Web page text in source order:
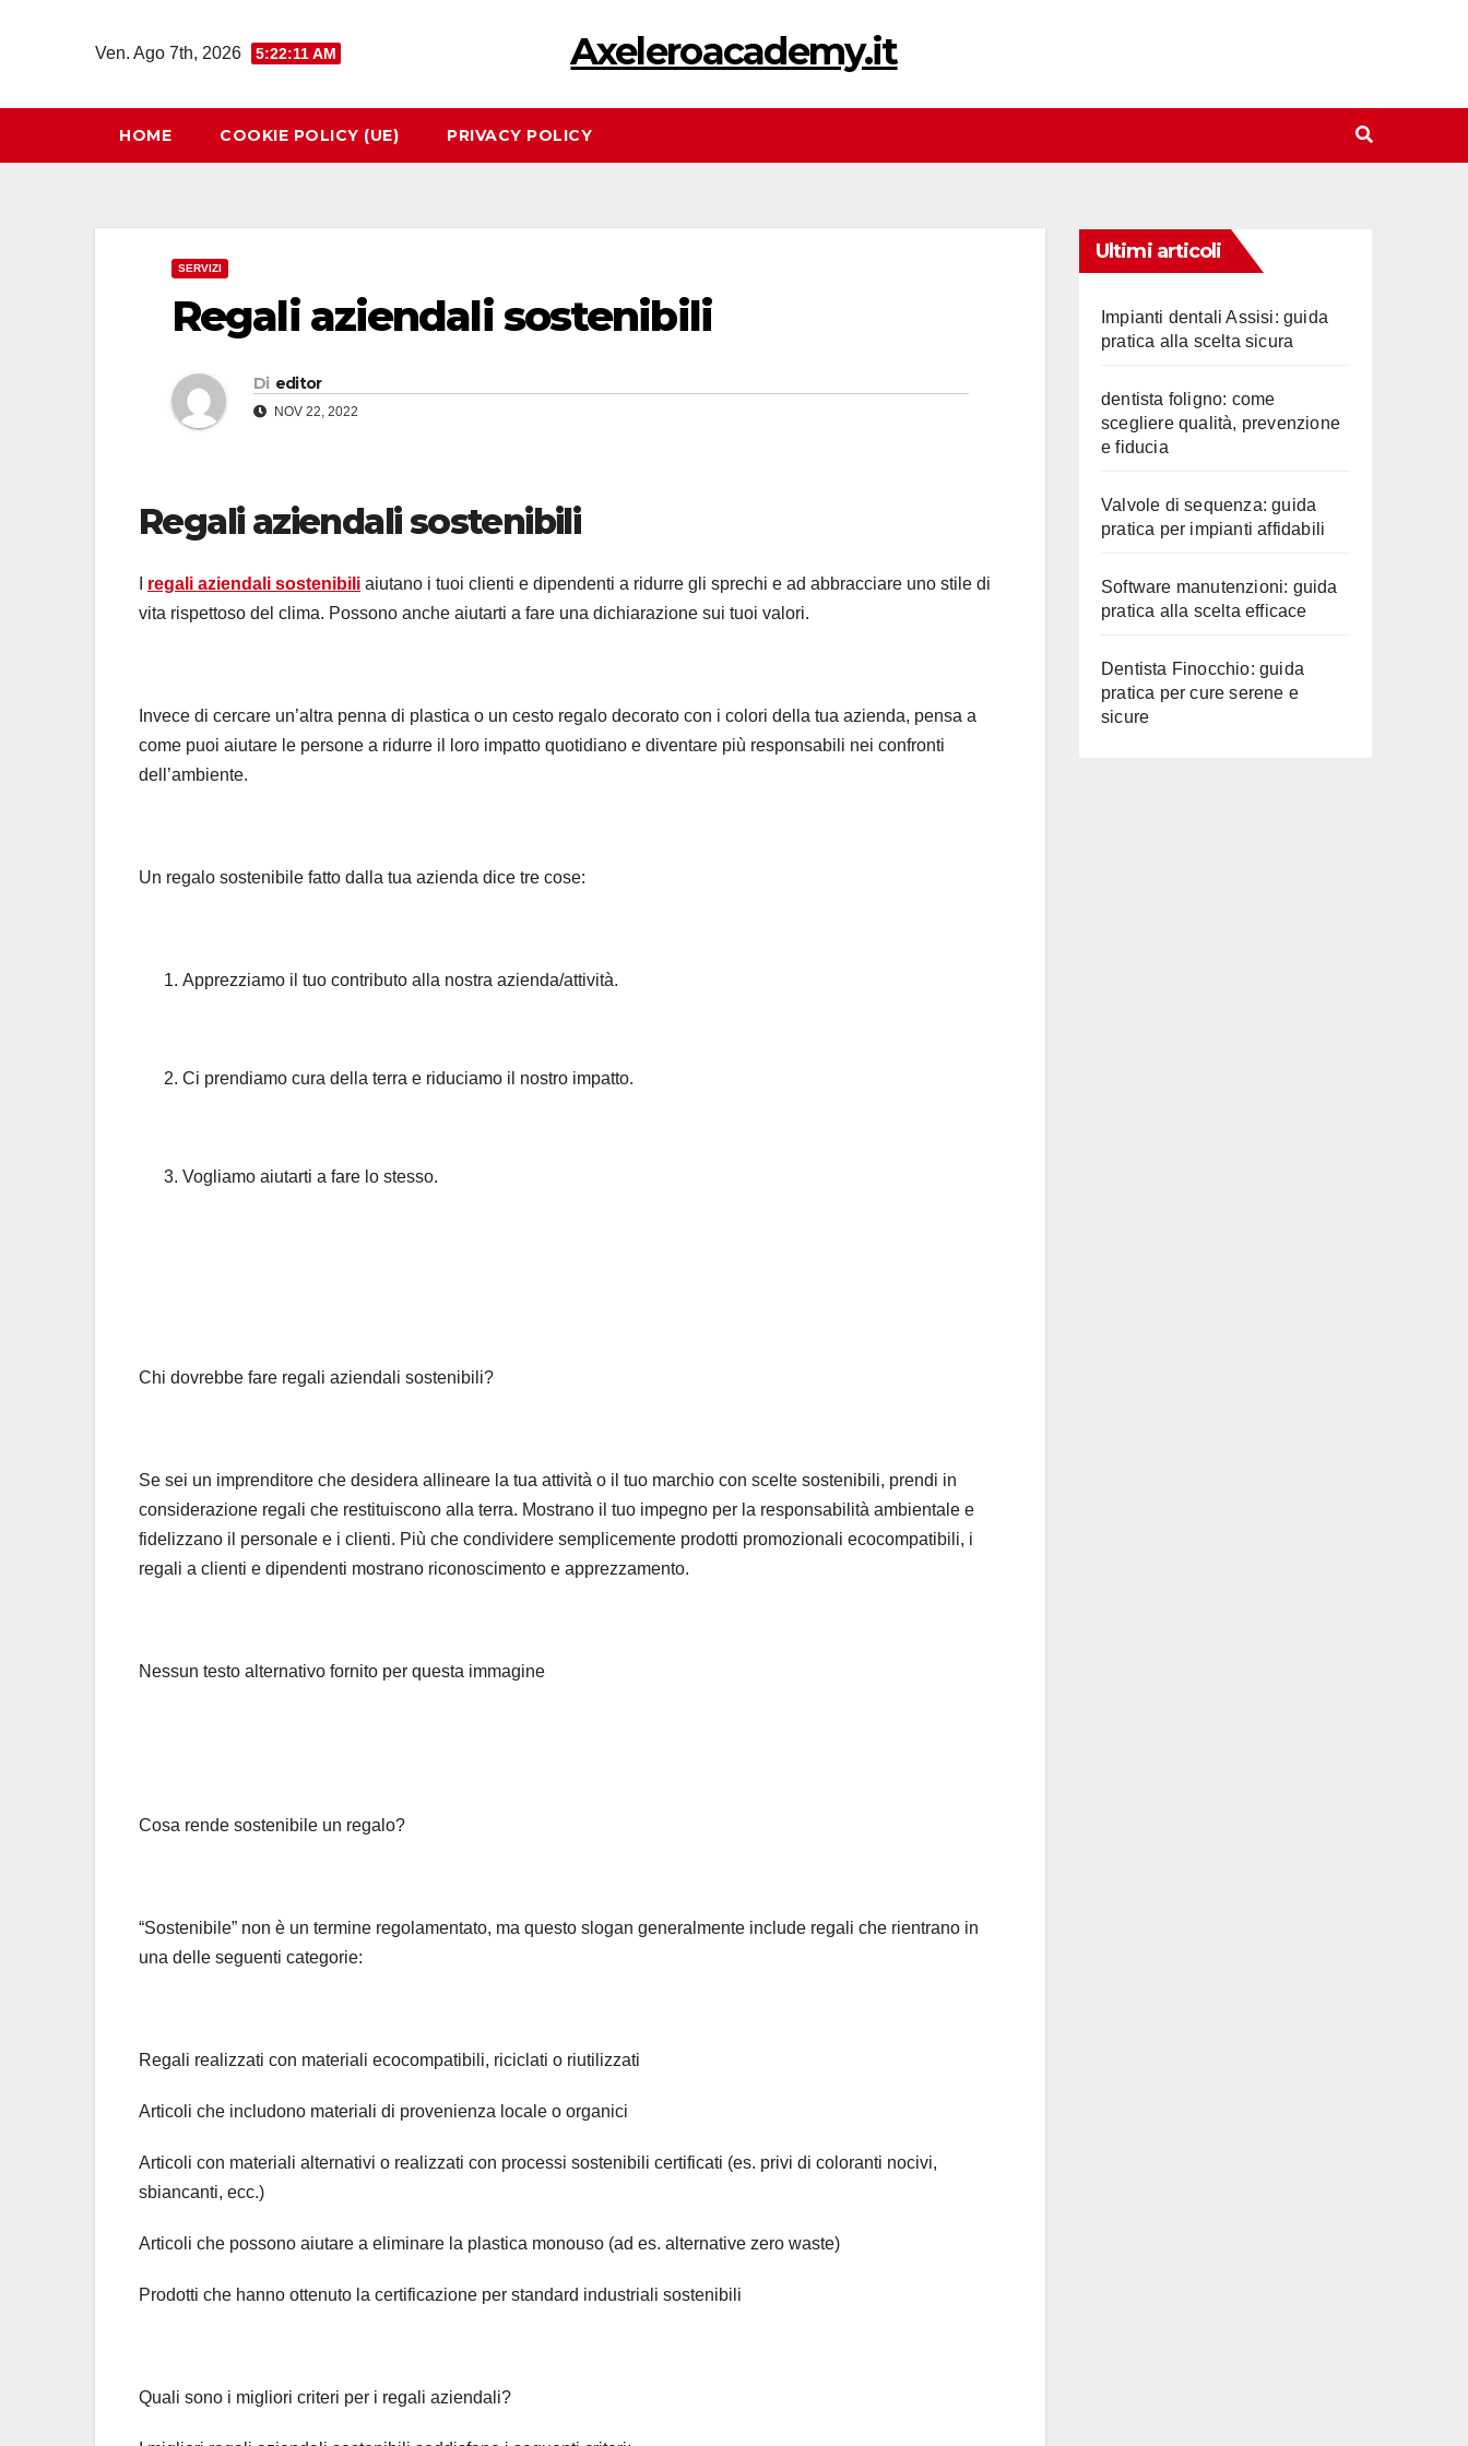
Ven. Ago 7th, 2026 5:22:12 AM Axeleroacademy.it
HOME COOKIE POLICY (UE) PRIVACY POLICY
SERVIZI
Regali aziendali sostenibili
Di editor
NOV 22, 2022
Regali aziendali sostenibili
regali aziendali sostenibili aiutano i tuoi clienti e dipendenti a ridurre gli sprechi e ad abbracciare uno stile di
vita rispettoso del clima. Possono anche aiutarti a fare una dichiarazione sui tuoi valori.
Invece di cercare un’altra penna di plastica o un cesto regalo decorato con i colori della tua azienda, pensa a
come puoi aiutare le persone a ridurre il loro impatto quotidiano e diventare più responsabili nei confronti
dell’ambiente.
Un regalo sostenibile fatto dalla tua azienda dice tre cose:
Apprezziamo il tuo contributo alla nostra azienda/attività.
Ci prendiamo cura della terra e riduciamo il nostro impatto.
Vogliamo aiutarti a fare lo stesso.
Chi dovrebbe fare regali aziendali sostenibili?
Se sei un imprenditore che desidera allineare la tua attività o il tuo marchio con scelte sostenibili, prendi in
considerazione regali che restituiscono alla terra. Mostrano il tuo impegno per la responsabilità ambientale e
fidelizzano il personale e i clienti. Più che condividere semplicemente prodotti promozionali ecocompatibili, i
regali a clienti e dipendenti mostrano riconoscimento e apprezzamento.
Nessun testo alternativo fornito per questa immagine
Cosa rende sostenibile un regalo?
“Sostenibile” non è un termine regolamentato, ma questo slogan generalmente include regali che rientrano in
una delle seguenti categorie:
Regali realizzati con materiali ecocompatibili, riciclati o riutilizzati
Articoli che includono materiali di provenienza locale o organici
Articoli con materiali alternativi o realizzati con processi sostenibili certificati (es. privi di coloranti nocivi,
sbiancanti, ecc.)
Articoli che possono aiutare a eliminare la plastica monouso (ad es. alternative zero waste)
Prodotti che hanno ottenuto la certificazione per standard industriali sostenibili
Quali sono i migliori criteri per i regali aziendali?
Ultimi articoli
Impianti dentali Assisi: guida
pratica alla scelta sicura
dentista foligno: come
scegliere qualità, prevenzione
e fiducia
Valvole di sequenza: guida
pratica per impianti affidabili
Software manutenzioni: guida
pratica alla scelta efficace
Dentista Finocchio: guida
pratica per cure serene e
sicure